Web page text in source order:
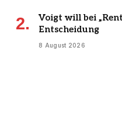
Voigt will bei
Entscheidung
8 August 2026